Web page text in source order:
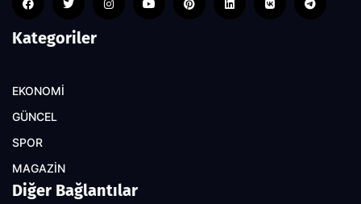
Kategoriler
EKONOMİ
GÜNCEL
SPOR
MAGAZİN
Diğer Bağlantılar